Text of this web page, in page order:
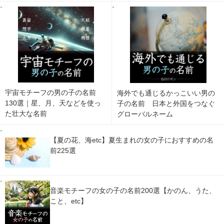
宇宙モチーフの男の子の名前
130選｜星、月、天などを使っ
た壮大な名前
海外でも通じるかっこいい男の
子の名前 日本と外国をつなぐ
グローバルネーム
【夏の花、海etc】夏生まれの女の子におすすめの名
前225選
音楽モチーフの女の子の名前200選【かのん、うた、
こと、etc】